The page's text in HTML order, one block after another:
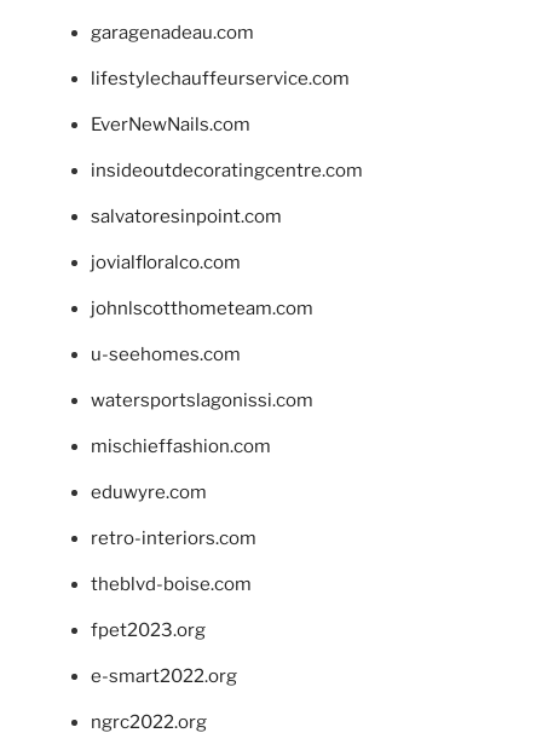
garagenadeau.com
lifestylechauffeurservice.com
EverNewNails.com
insideoutdecoratingcentre.com
salvatoresinpoint.com
jovialfloralco.com
johnlscotthometeam.com
u-seehomes.com
watersportslagonissi.com
mischieffashion.com
eduwyre.com
retro-interiors.com
theblvd-boise.com
fpet2023.org
e-smart2022.org
ngrc2022.org